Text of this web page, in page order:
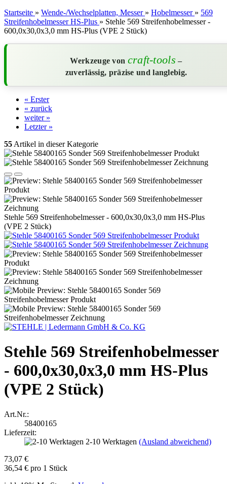
Startseite » Wende-/Wechselplatten, Messer » Hobelmesser » 569
Streifenhobelmesser HS-Plus » Stehle 569 Streifenhobelmesser -
600,0x30,0x3,0 mm HS-Plus (VPE 2 Stück)
Werkzeuge von craft-tools –
zuverlässig, präzise und langlebig.
« Erster
« zurück
weiter »
Letzter »
55 Artikel in dieser Kategorie
Stehle 569 Streifenhobelmesser - 600,0x30,0x3,0 mm HS-Plus
(VPE 2 Stück)
Stehle 569 Streifenhobelmesser
- 600,0x30,0x3,0 mm HS-Plus
(VPE 2 Stück)
Art.Nr.:
58400165
Lieferzeit:
2-10 Werktagen (Ausland abweichend)
73,07 €
36,54 € pro 1 Stück